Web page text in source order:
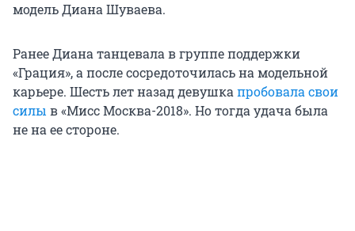
модель Диана Шуваева.
Ранее Диана танцевала в группе поддержки
«Грация», а после сосредоточилась на модельной
карьере. Шесть лет назад девушкапробовала свои
силы в «Мисс Мoсква-2018». Но тогда удача была
не на ее стороне.